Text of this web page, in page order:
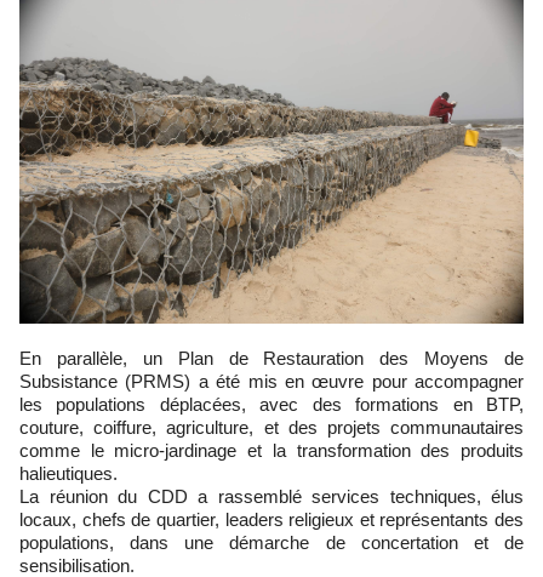
En parallèle, un Plan de Restauration des Moyens de
Subsistance (PRMS) a été mis en œuvre pour accompagner
les populations déplacées, avec des formations en BTP,
couture, coiffure, agriculture, et des projets communautaires
comme le micro-jardinage et la transformation des produits
halieutiques.
La réunion du CDD a rassemblé services techniques, élus
locaux, chefs de quartier, leaders religieux et représentants des
populations, dans une démarche de concertation et de
sensibilisation.